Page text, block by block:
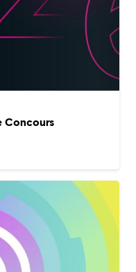
Concours